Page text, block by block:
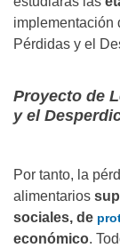
implementación
Pérdidas y el
Proyecto de
y el
Por tanto, la
alimentarios
sociales, de
económico.